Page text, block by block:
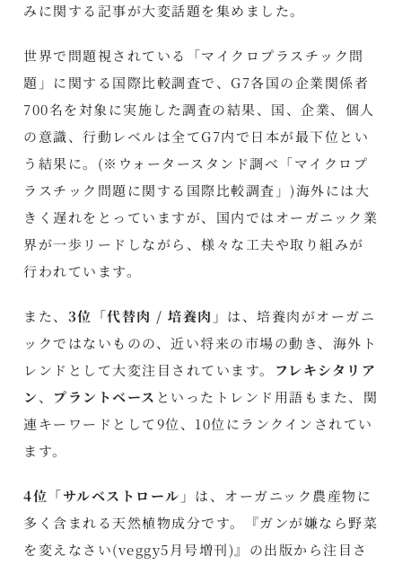
みに関する記事が大変話題を集めました。
世界で問題視されている「マイクロプラスチック問
題」に関する国際比較調査で、G7各国の企業関係者
700名を対象に実施した調査の結果、国、企業、個人
の意識、行動レベルは全てG7内で日本が最下位とい
う結果に。(※ウォータースタンド調べ「マイクロプ
ラスチック問題に関する国際比較調査」)海外には大
きく遅れをとっていますが、国内ではオーガニック業
界が一歩リードしながら、様々な工夫や取り組みが
行われています。
また、 3位「代替肉 / 培養肉」 は、培養肉がオーガニ
ックではないものの、近い将来の市場の動き、海外ト
レンドとして大変注目されています。
フレキシタリア
ン、 プラントベース といったトレンド用語もまた、関
連キーワードとして9位、10位にランクインされてい
ます。
4位「サルベストロール」 は、オーガニック農産物に
多く含まれる天然植物成分です。『ガンが嫌なら野菜
を変えなさい(veggy5月号増刊)』の出版から注目さ